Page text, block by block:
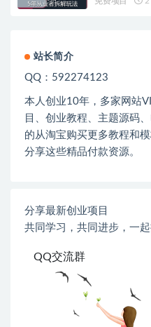
站长简介
QQ：592274123
本人创业10年，多家网站
目、创业教程、主题源码
的从淘宝购买更多教程和
分享这些精品付款资源。
分享最新创业项目
共同学习，共同进步，一起
QQ交流群